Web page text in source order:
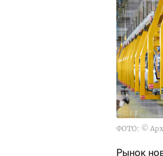
ФОТО: ©
Рынок